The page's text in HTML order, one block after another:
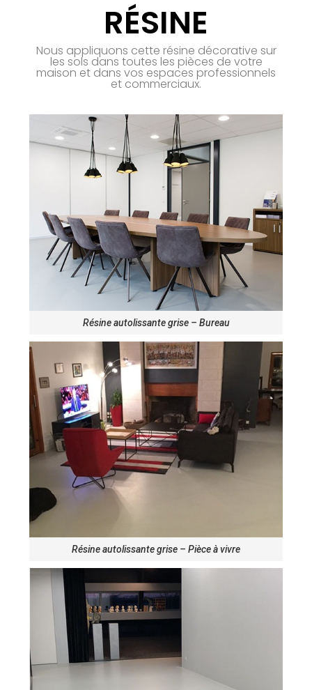
RÉSINE
Nous appliquons cette résine décorative sur
les sols dans toutes les pièces de votre
maison et dans vos espaces professionnels
et commerciaux.
Résine autolissante grise – Bureau
Résine autolissante grise – Pièce à vivre